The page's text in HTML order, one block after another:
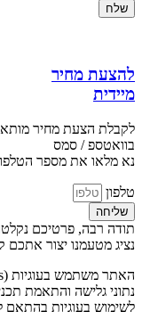
שלח
להצעת מחיר
מיידית
לקבלת הצעת מחיר
בוואטספ / סמס
נא מלאו את מספר
טלפון
שליחה
תודה רבה, פרטיכם
נציג מטעמנו יצור
נתוני גלישה והתאמת
לשימוש בעוגיות בהתאם